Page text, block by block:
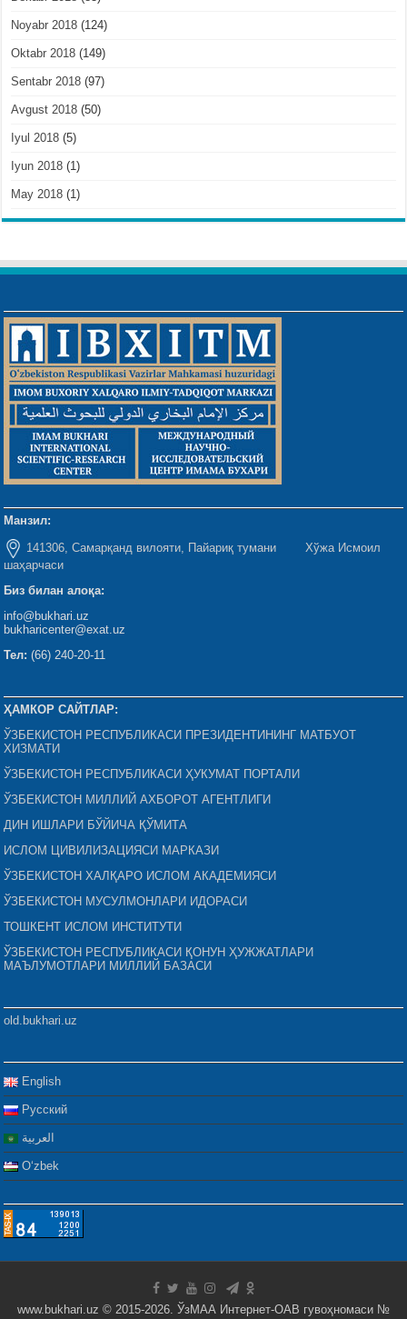
Noyabr 2018 (124)
Oktabr 2018 (149)
Sentabr 2018 (97)
Avgust 2018 (50)
Iyul 2018 (5)
Iyun 2018 (1)
May 2018 (1)
Манзил:
141306, Самарқанд вилояти, Пайариқ тумани Хўжа Исмоил
шаҳарчаси
Биз билан алоқа:
info@bukhari.uz
bukharicenter@exat.uz
Тел: (66) 240-20-11
ҲАМКОР САЙТЛАР:
ЎЗБЕКИСТОН РЕСПУБЛИКАСИ ПРЕЗИДЕНТИНИНГ МАТБУОТ
ХИЗМАТИ
ЎЗБЕКИСТОН РЕСПУБЛИКАСИ ҲУКУМАТ ПОРТАЛИ
ЎЗБЕКИСТОН МИЛЛИЙ АХБОРОТ АГЕНТЛИГИ
ДИН ИШЛАРИ БЎЙИЧА ҚЎМИТА
ИСЛОМ ЦИВИЛИЗАЦИЯСИ МАРКАЗИ
ЎЗБЕКИСТОН ХАЛҚАРО ИСЛОМ АКАДЕМИЯСИ
ЎЗБЕКИСТОН МУСУЛМОНЛАРИ ИДОРАСИ
ТОШКЕНТ ИСЛОМ ИНСТИТУТИ
ЎЗБЕКИСТОН РЕСПУБЛИКАСИ ҚОНУН ҲУЖЖАТЛАРИ
МАЪЛУМОТЛАРИ МИЛЛИЙ БАЗАСИ
old.bukhari.uz
English
Русский
العربية
Oʻzbek
www.bukhari.uz © 2015-2026. ЎзМАА Интернет-ОАВ гувоҳномаси №